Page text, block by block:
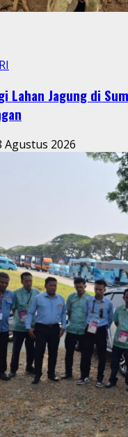
Lahan Jagung di
Agustus 2026